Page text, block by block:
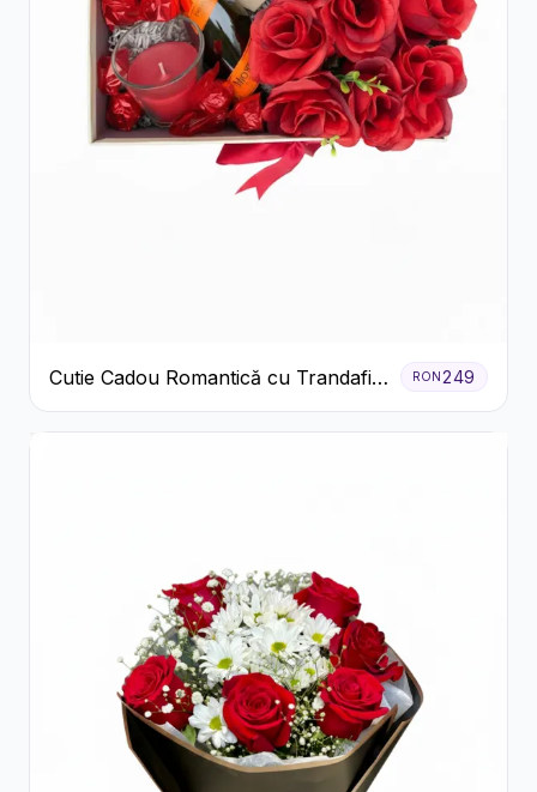
Cutie Cadou Romantică cu Trandafiri
Șampanie și Lumânare
RON 249